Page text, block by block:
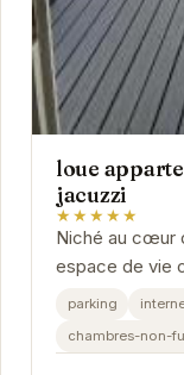
loue
jacuzzi
★★★★★
Niché au cœur
espace de vie
avec jacuzzi
parking
chambres-non-